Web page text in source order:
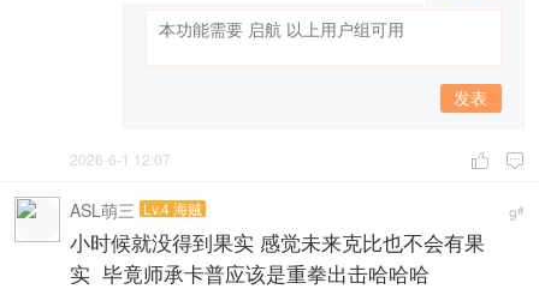
发表
 
2026-6-1 12:07
9#
ASL萌三 Lv.4 海贼
小时候就没得到果实 感觉未来克比也不会有果
实 毕竟师承卡普应该是重拳出击哈哈哈